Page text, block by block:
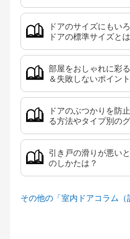
ドアのサイズにもい
ドアの標準サイズと
部屋をおしゃれに彩
＆失敗しないポイント
ドアのぶつかりを防
る方法やタイプ別の
引き戸の滑りが悪い
のしかたは？
その他の「室内ドアコラム（